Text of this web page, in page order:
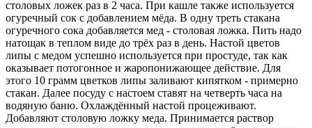
столовых ложек раз в 2 часа. При кашле также используется
огуречный сок с добавлением мёда. В одну треть стакана
огуречного сока добавляется мед - столовая ложка. Пить надо
натощак в теплом виде до трёх раз в день. Настой цветов
липы с медом успешно используется при простуде, так как
оказывает потогонное и жаропонижающее действие. Для
этого 10 грамм цветков липы заливают кипятком - примерно
стакан. Далее посуду с настоем ставят на четверть часа на
водяную баню. Охлаждённый настой процеживают.
Добавляют столовую ложку меда. Принимается раствор